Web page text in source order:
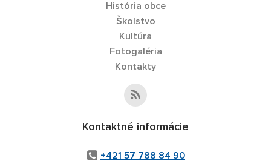
História obce
Školstvo
Kultúra
Fotogaléria
Kontakty
Kontaktné informácie
+421 57 788 84 90